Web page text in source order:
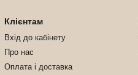
Клієнтам
Вхід до кабінету
Про нас
Оплата і доставка